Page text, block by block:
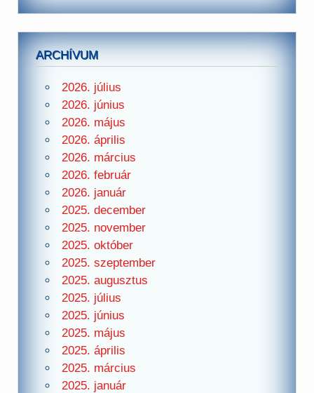
ARCHÍVUM
2026. július
2026. június
2026. május
2026. április
2026. március
2026. február
2026. január
2025. december
2025. november
2025. október
2025. szeptember
2025. augusztus
2025. július
2025. június
2025. május
2025. április
2025. március
2025. január